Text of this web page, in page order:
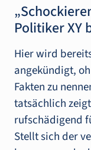
Politiker XY
Hier wird
angekündigt,
Fakten zu
tatsächlich
rufschädigend
Stellt sich der